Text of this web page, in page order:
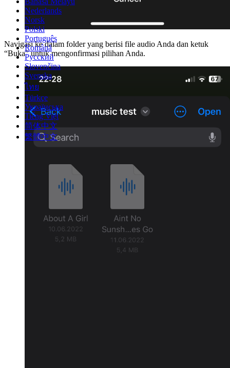
Nederlands
Norsk
Polski
Português
Română
Русский
Slovenčina
Svenska
ไทย
Türkçe
Українська
Tiếng Việt
简体中文
繁體中文
Navigasi ke dalam folder yang berisi file audio Anda dan ketuk
“Buka” untuk mengonfirmasi pilihan Anda.